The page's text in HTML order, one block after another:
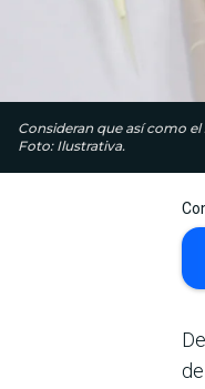
Consideran que así como
Foto: Ilustrativa.